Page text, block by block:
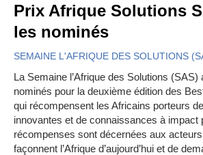
Prix Afrique Solutions
les nominés
SEMAINE L'AFRIQUE DES SOLUTIONS
La Semaine l’Afrique des Solutions (SAS)
nominés pour la deuxième édition des
qui récompensent les Africains porteurs
innovantes et de connaissances à impact
récompenses sont décernées aux
façonnent l’Afrique d’aujourd’hui et de